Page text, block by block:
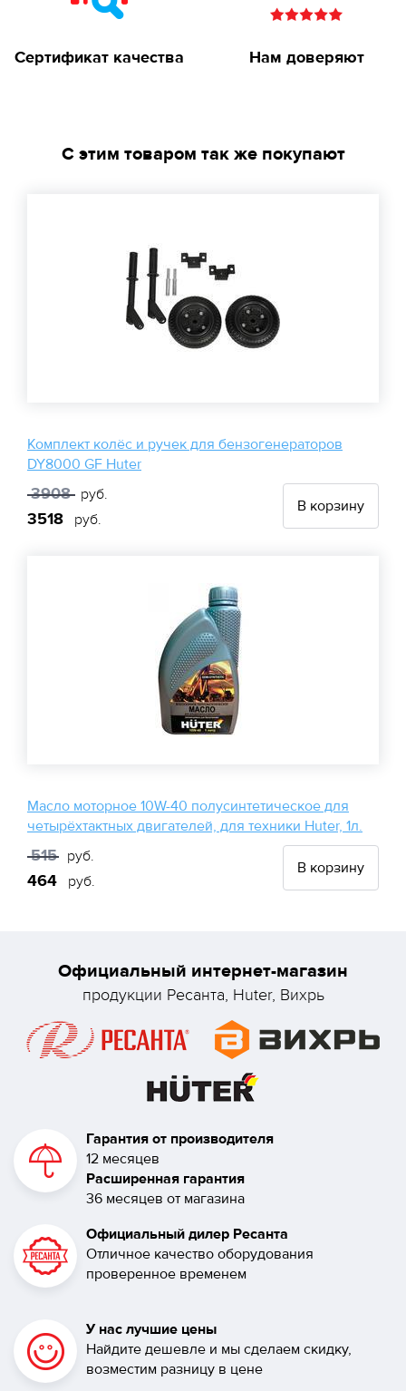
Сертификат качества Нам доверяют
С этим товаром так же покупают
Комплект колёс и ручек для бензогенераторов
DY8000 GF Huter
3908 руб.
3518 руб.
В корзину
Масло моторное 10W-40 полусинтетическое для
четырёхтактных двигателей, для техники Huter, 1л.
515 руб.
464 руб.
В корзину
Официальный интернет-магазин
продукции Ресанта, Huter, Вихрь
Гарантия от производителя
12 месяцев
Расширенная гарантия
36 месяцев от магазина
Официальный дилер Ресанта
Отличное качество оборудования
проверенное временем
У нас лучшие цены
Найдите дешевле и мы сделаем скидку,
возместим разницу в цене